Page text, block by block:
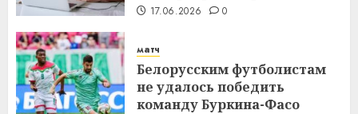
17.06.2026 0
матч
Белорусским футболистам
не удалось победить
команду Буркина-Фасо